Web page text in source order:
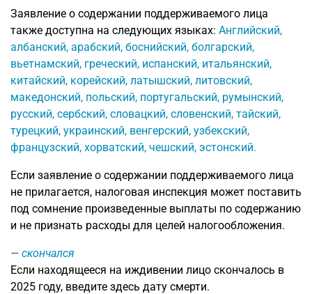
Заявление о содержании поддерживаемого лица
также доступна на следующих языках: Английский,
албанский, арабский, боснийский, болгарский,
вьетнамский, греческий, испанский, итальянский,
китайский, корейский, латышский, литовский,
македонский, польский, португальский, румынский,
русский, сербский, словацкий, словенский, тайский,
турецкий, украинский, венгерский, узбекский,
французский, хорватский, чешский, эстонский.
Если заявление о содержании поддерживаемого лица
не прилагается, налоговая инспекция может поставить
под сомнение произведенные выплаты по содержанию
и не признать расходы для целей налогообложения.
скончался
Если находящееся на иждивении лицо скончалось в
2025 году, введите здесь дату смерти.